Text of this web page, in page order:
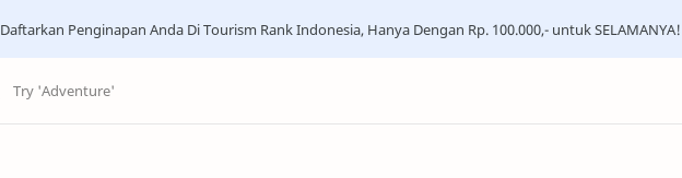
Daftarkan Penginapan Anda Di Tourism Rank Indonesia, Hanya Dengan Rp. 100.000,- untuk